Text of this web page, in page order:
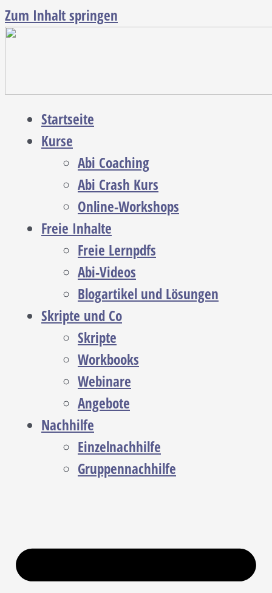
Zum Inhalt springen
Startseite
Kurse
Abi Coaching
Abi Crash Kurs
Online-Workshops
Freie Inhalte
Freie Lernpdfs
Abi-Videos
Blogartikel und Lösungen
Skripte und Co
Skripte
Workbooks
Webinare
Angebote
Nachhilfe
Einzelnachhilfe
Gruppennachhilfe